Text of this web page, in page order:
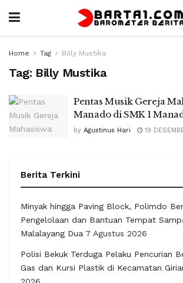
Home Tag Billy Mustika
Tag: Billy Mustika
Pentas Musik Gereja
Manado di SMK 1
by Agustinus Hari 19
Berita Terkini
Minyak hingga Paving Block, Polimdo
Pengelolaan dan Bantuan Tempat
Malalayang Dua 7 Agustus 2026
Polisi Bekuk Terduga Pelaku Pencurian
Gas dan Kursi Plastik di Kecamatan
2026